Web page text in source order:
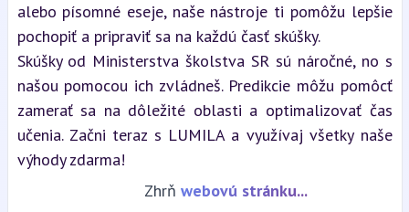
alebo písomné eseje, naše nástroje ti pomôžu lepšie
pochopiť a pripraviť sa na každú časť skúšky.
Skúšky od Ministerstva školstva SR sú náročné, no s
našou pomocou ich zvládneš. Predikcie môžu pomôcť
zamerať sa na dôležité oblasti a optimalizovať čas
učenia. Začni teraz s LUMILA a využívaj všetky naše
výhody zdarma!
Zhrň webovú stránku...